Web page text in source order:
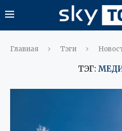
Главная Тэги
ТЭГ: